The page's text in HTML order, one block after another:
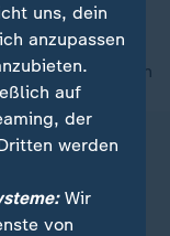
nach oben
uns, dein
anzupassen
auf
der
werden
Wir
von